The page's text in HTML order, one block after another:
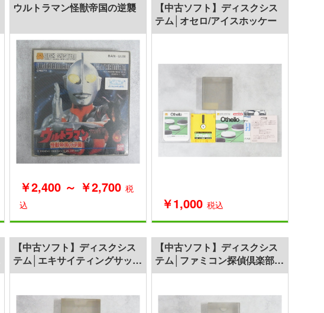
ウルトラマン怪獣帝国の逆襲
￥2,400 ～ ￥2,700 税
込
【中古ソフト】ディスクシス
テム│オセロ/アイスホッケー
￥1,000 税込
【中古ソフト】ディスクシス
テム│エキサイティングサッカ
ー コナミカップ
【中古ソフト】ディスクシス
テム│ファミコン探偵倶楽部
消えた後継者 前編